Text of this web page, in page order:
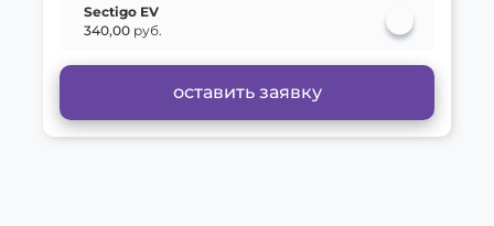
Sectigo EV
340,00 руб.
оставить заявку